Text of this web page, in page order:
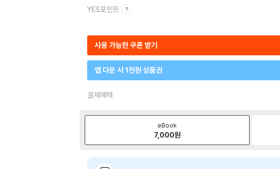
YES포인트
사용 가능한 쿠폰 받기
앱 다운 시 1천원 상품권
결제혜택
eBook
7,000원